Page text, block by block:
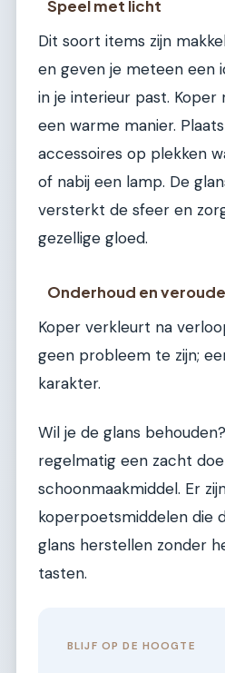
Speel met licht
Dit soort items zijn
en geven je meteen een
in je interieur past.
een warme manier.
accessoires op plekken
of nabij een lamp. De
versterkt de sfeer en
gezellige gloed.
Onderhoud en
Koper verkleurt na
geen probleem te zijn;
karakter.
Wil je de glans
regelmatig een zacht
schoonmaakmiddel. Er
koperpoetsmiddelen die
glans herstellen zonder
tasten.
BLIJF OP DE HOOGTE